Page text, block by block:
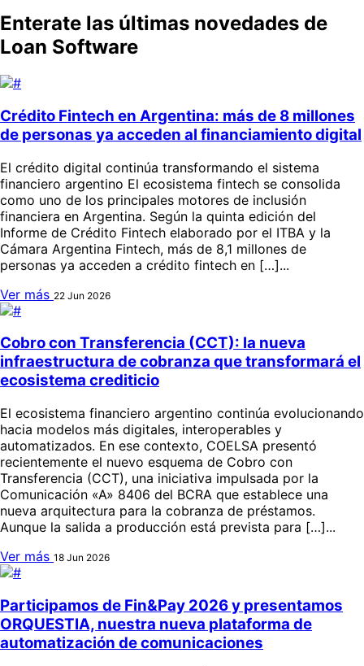
Enterate las últimas novedades de
Loan Software
Crédito Fintech en Argentina: más de 8 millones
de personas ya acceden al financiamiento digital
El crédito digital continúa transformando el sistema
financiero argentino El ecosistema fintech se consolida
como uno de los principales motores de inclusión
financiera en Argentina. Según la quinta edición del
Informe de Crédito Fintech elaborado por el ITBA y la
Cámara Argentina Fintech, más de 8,1 millones de
personas ya acceden a crédito fintech en […]...
Ver más 22 Jun 2026
Cobro con Transferencia (CCT): la nueva
infraestructura de cobranza que transformará el
ecosistema crediticio
El ecosistema financiero argentino continúa evolucionando
hacia modelos más digitales, interoperables y
automatizados. En ese contexto, COELSA presentó
recientemente el nuevo esquema de Cobro con
Transferencia (CCT), una iniciativa impulsada por la
Comunicación «A» 8406 del BCRA que establece una
nueva arquitectura para la cobranza de préstamos.
Aunque la salida a producción está prevista para […]...
Ver más 18 Jun 2026
Participamos de Fin&Pay 2026 y presentamos
ORQUESTIA, nuestra nueva plataforma de
automatización de comunicaciones